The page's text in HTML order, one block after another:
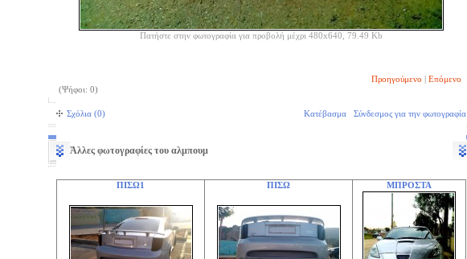
Πατήστε στην φωτογραφία για προβολή μέχρι 480x640, 79.49 Kb
(Ψήφοι: 0)
Προηγούμενο | Επόμενο
Σχόλια (0) Κατέβασμα Σύνδεσμος για την φωτογραφία
Άλλες φωτογραφίες του αλμπουμ
ΠΙΣΩ1 ΠΙΣΩ ΜΠΡΟΣΤΑ